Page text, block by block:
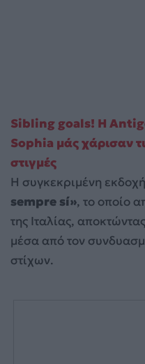
Sibling goals! Η
Sophia μάς χάρισαν
στιγμές
Η συγκεκριμένη
sempre sí», το οποίο
της Ιταλίας,
μέσα από τον
στίχων.